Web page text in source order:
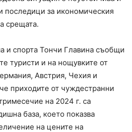
последици за икономическия
срещата.
и спорта Тончи Главина съобщи
туристи и на нощувките от
Австрия, Чехия и
приходите от чуждестранни
на 2024 г. са
база, което показва
на цените на